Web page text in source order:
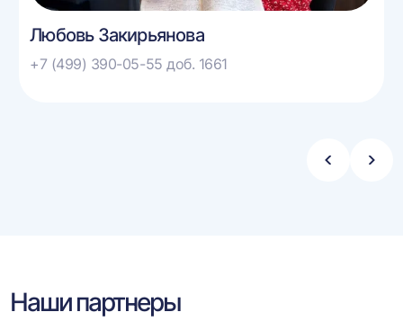
Любовь Закирьянова
+7 (499) 390-05-55 доб. 1661
Стрелка
Наши партнеры